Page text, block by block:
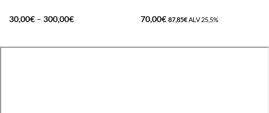
30,00€ – 300,00€Hintaluokka:
70,00€ 87,85€ALV 25,5%